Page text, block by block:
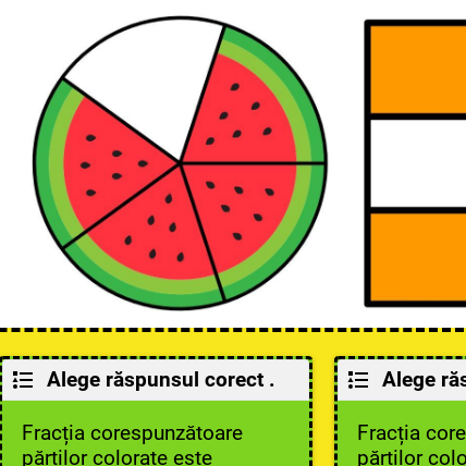
Alege răspunsul corect .
Fracția corespunzătoare
părților colorate este
Alege
Fracția
părților